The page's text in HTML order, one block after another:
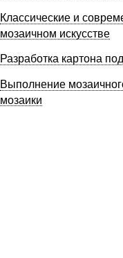
Классические и
мозаичном искусстве
Разработка картона
Выполнение
мозаики